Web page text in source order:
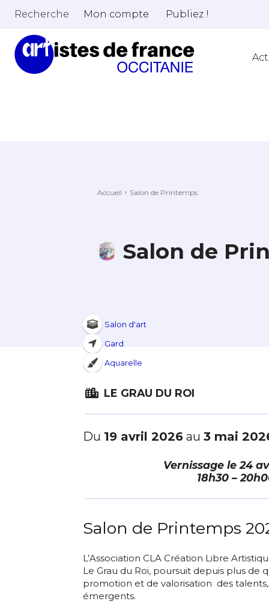
Recherche Mon compte Publiez !
Accueil Salon de Printemps
Salon de
Salon d'art
Gard
Aquarelle
LE GRAU DU ROI
Du 19 avril 2026 au 3 mai
Vernissage le 24
18h30 –
Salon de Printemps
L’Association CLA Création Libre
Le Grau du Roi, poursuit depuis plus de
promotion et de valorisation des
émergents.